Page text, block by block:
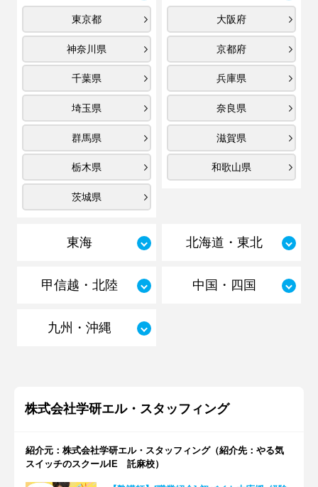
東京都
神奈川県
千葉県
埼玉県
群馬県
栃木県
茨城県
大阪府
京都府
兵庫県
奈良県
滋賀県
和歌山県
東海 北海道・東北
甲信越・北陸 中国・四国
九州・沖縄
株式会社学研エル・スタッフィング
紹介元：株式会社学研エル・スタッフィング（紹介先：やる気
スイッチのスクールIE 託麻校）